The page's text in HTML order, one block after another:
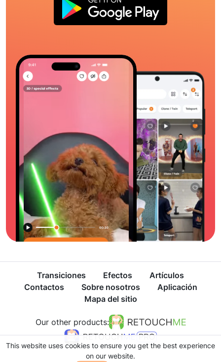
Transiciones Efectos
Artículos
Contactos
Sobre nosotros
Aplicación
Mapa del sitio
Our other products:
This website uses cookies to ensure you get the best experience
on our website.